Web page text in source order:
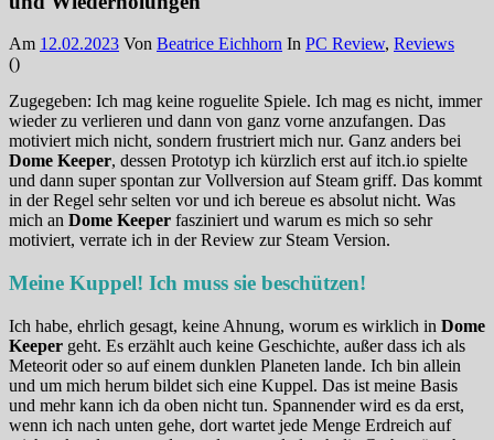
Am 12.02.2023 Von Beatrice Eichhorn In PC Review, Reviews
()
Zugegeben: Ich mag keine roguelite Spiele. Ich mag es nicht, immer
wieder zu verlieren und dann von ganz vorne anzufangen. Das
motiviert mich nicht, sondern frustriert mich nur. Ganz anders bei
Dome Keeper, dessen Prototyp ich kürzlich erst auf itch.io spielte
und dann super spontan zur Vollversion auf Steam griff. Das kommt
in der Regel sehr selten vor und ich bereue es absolut nicht. Was
mich an Dome Keeper fasziniert und warum es mich so sehr
motiviert, verrate ich in der Review zur Steam Version.
Meine Kuppel! Ich muss sie beschützen!
Ich habe, ehrlich gesagt, keine Ahnung, worum es wirklich in Dome
Keeper geht. Es erzählt auch keine Geschichte, außer dass ich als
Meteorit oder so auf einem dunklen Planeten lande. Ich bin allein
und um mich herum bildet sich eine Kuppel. Das ist meine Basis
und mehr kann ich da oben nicht tun. Spannender wird es da erst,
wenn ich nach unten gehe, dort wartet jede Menge Erdreich auf